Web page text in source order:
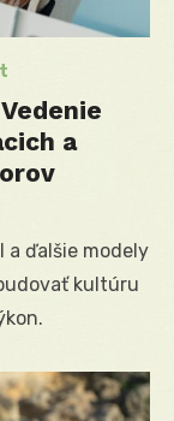
a
a ďalšie modely
kultúru